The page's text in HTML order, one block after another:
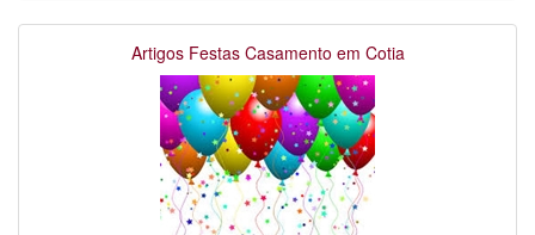
Artigos Festas Casamento em Cotia